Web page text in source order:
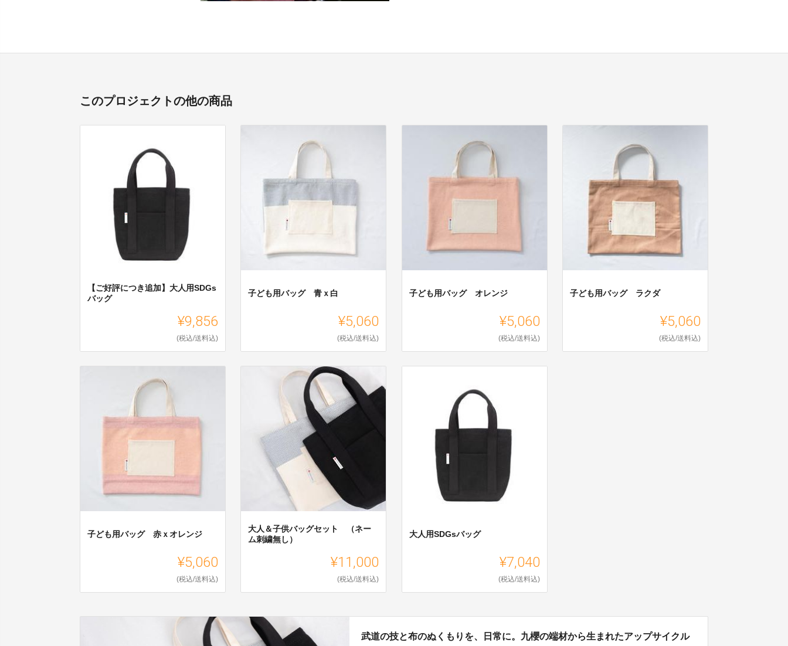
このプロジェクトの他の商品
【ご好評につき追加】大人用SDGs
バッグ
¥9,856
(税込/送料込)
子ども用バッグ 青ｘ白
¥5,060
(税込/送料込)
子ども用バッグ オレンジ
¥5,060
(税込/送料込)
子ども用バッグ ラクダ
¥5,060
(税込/送料込)
子ども用バッグ 赤ｘオレンジ
¥5,060
(税込/送料込)
大人＆子供バッグセット （ネー
ム刺繍無し）
¥11,000
(税込/送料込)
大人用SDGsバッグ
¥7,040
(税込/送料込)
武道の技と布のぬくもりを、日常に。九櫻の端材から生まれたアップサイクル